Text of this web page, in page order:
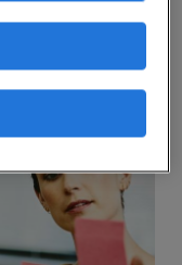
y colaborativo